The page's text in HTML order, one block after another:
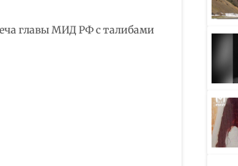
главы МИД РФ с талибами